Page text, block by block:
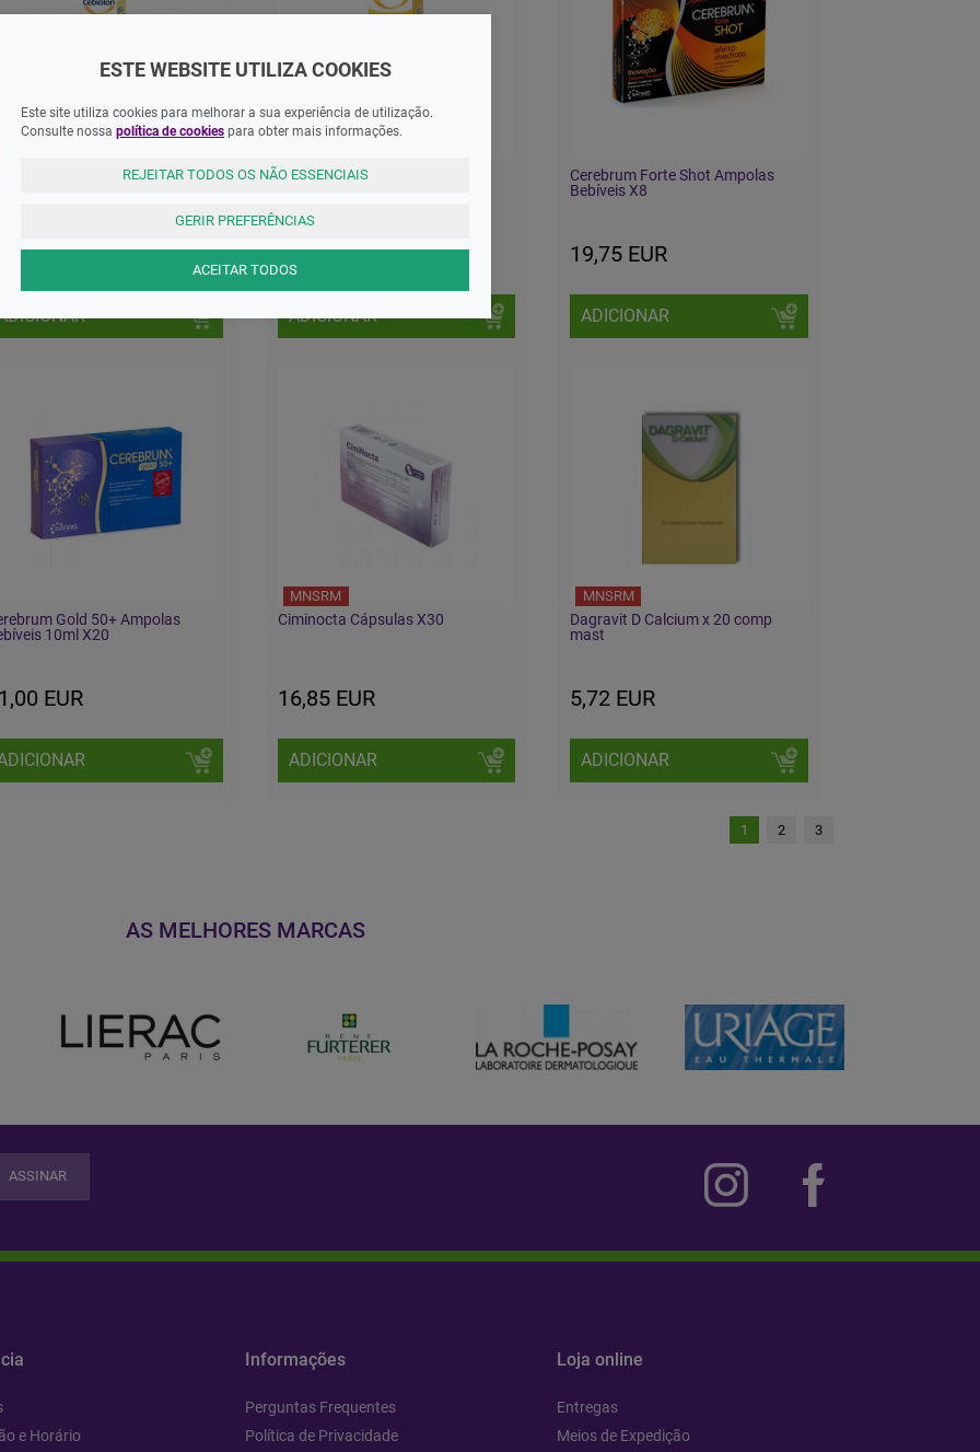
100 mg/mL-20 mL x 1
oral gta
EUR
Cebion Comprimidos
9,21 EUR
ADICIONAR
Cerebrum Forte Shot Ampolas
Bebíveis X8
19,75 EUR
ADICIONAR
Gold 50+ Ampolas
10ml X20
EUR
MNSRM
Ciminocta Cápsulas X30
16,85 EUR
ADICIONAR
MNSRM
Dagravit D Calcium x 20 comp
mast
5,72 EUR
ADICIONAR
1 2 3
AS MELHORES MARCAS
ASSINAR
e Horário
Informações
Perguntas Frequentes
Política de Privacidade
Loja online
Entregas
Meios de Expedição
ESTE WEBSITE UTILIZA COOKIES
Este site utiliza cookies para melhorar a sua experiência de utilização.
Consulte nossa política de cookies para obter mais informações.
REJEITAR TODOS OS NÃO ESSENCIAIS
GERIR PREFERÊNCIAS
ACEITAR TODOS